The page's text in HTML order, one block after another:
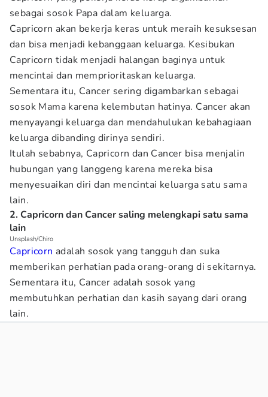
sebagai sosok Papa dalam keluarga.
Capricorn akan bekerja keras untuk meraih kesuksesan
dan bisa menjadi kebanggaan keluarga. Kesibukan
Capricorn tidak menjadi halangan baginya untuk
mencintai dan memprioritaskan keluarga.
Sementara itu, Cancer sering digambarkan sebagai
sosok Mama karena kelembutan hatinya. Cancer akan
menyayangi keluarga dan mendahulukan kebahagiaan
keluarga dibanding dirinya sendiri.
Itulah sebabnya, Capricorn dan Cancer bisa menjalin
hubungan yang langgeng karena mereka bisa
menyesuaikan diri dan mencintai keluarga satu sama
lain.
2. Capricorn dan Cancer saling melengkapi satu sama
lain
Unsplash/Chiro
Capricorn adalah sosok yang tangguh dan suka
memberikan perhatian pada orang-orang di sekitarnya.
Sementara itu, Cancer adalah sosok yang
membutuhkan perhatian dan kasih sayang dari orang
lain.